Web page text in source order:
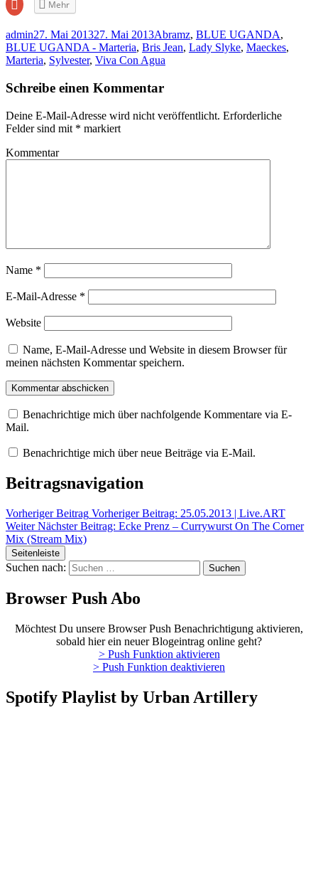
Teilen
anklicken
(Wird
in
neuem
Mehr
admin27. Mai 201327. Mai 2013Abramz, BLUE UGANDA,
BLUE UGANDA - Marteria, Bris Jean, Lady Slyke, Maeckes,
Marteria, Sylvester, Viva Con Agua
Schreibe einen Kommentar
Deine E-Mail-Adresse wird nicht veröffentlicht. Erforderliche
Felder sind mit * markiert
Kommentar
Name *
E-Mail-Adresse *
Website
Name, E-Mail-Adresse und Website in diesem Browser für
meinen nächsten Kommentar speichern.
Benachrichtige mich über nachfolgende Kommentare via E-
Mail.
Benachrichtige mich über neue Beiträge via E-Mail.
Beitragsnavigation
Vorheriger Beitrag Vorheriger Beitrag: 25.05.2013 | Live.ART
Weiter Nächster Beitrag: Ecke Prenz – Currywurst On The Corner
Mix (Stream Mix)
Seitenleiste
Suchen nach:
Browser Push Abo
Möchtest Du unsere Browser Push Benachrichtigung aktivieren,
sobald hier ein neuer Blogeintrag online geht?
> Push Funktion aktivieren
> Push Funktion deaktivieren
Spotify Playlist by Urban Artillery